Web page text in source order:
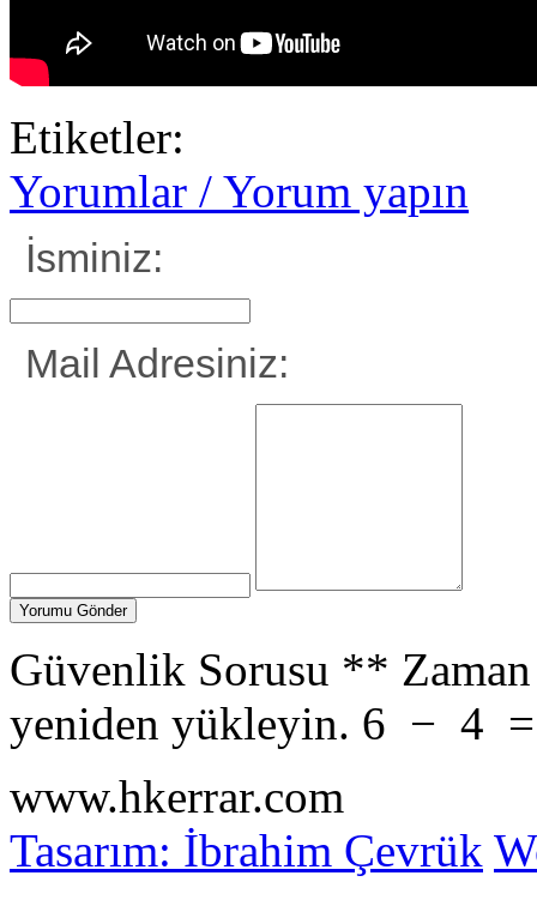
Etiketler:
Yorumlar / Yorum yapın
İsminiz:
Mail Adresiniz:
Güvenlik Sorusu **
yeniden yükleyin. 6 − 4
www.hkerrar.com
Tasarım: İbrahim Çevrük